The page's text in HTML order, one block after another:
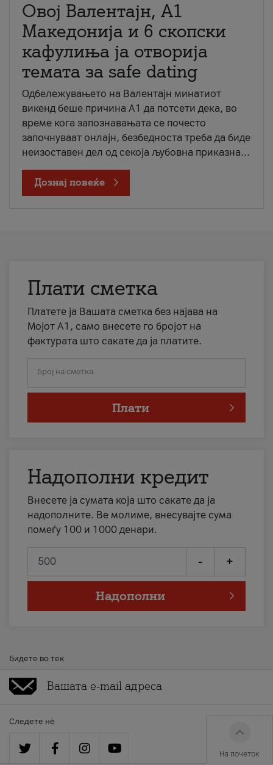
Овој Валентајн, A1
Македонија и 6 скопски
кафулиња ја отворија
темата за safe dating
Одбележувањето на Валентајн минатиот
викенд беше причина А1 да потсети дека, во
време кога запознавањата се почесто
започнуваат онлајн, безбедноста треба да биде
неизоставен дел од секоја љубовна приказна...
Дознај повеќе
Плати сметка
Платете ја Вашата сметка без најава на
Мојот А1, само внесете го бројот на
фактурата што сакате да ја платите.
Број на сметка
Плати
Надополни кредит
Внесете ја сумата која што сакате да ја
надополните. Ве молиме, внесувајте сума
помеѓу 100 и 1000 денари.
- +
Надополни
Бидете во тек
Следете нè
На почеток